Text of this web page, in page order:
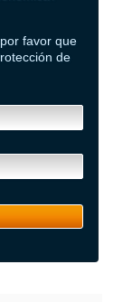
por favor que
de